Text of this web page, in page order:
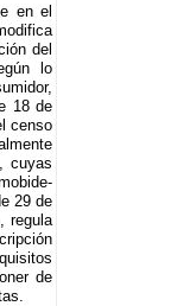
en el
del
lo
18 de
censo
cuyas
29 de
regula
de